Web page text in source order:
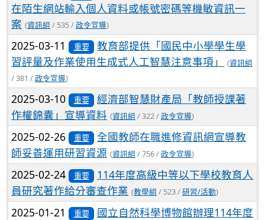
在陌生網站輸入個人資料或帳號密碼等機敏資訊一
案 (資訊組 / 535 /政令宣導)
2025-03-11 重要
教育部提供「國民中小學學生學
習評量及作業使用生成式人工智慧注意事項」
(資訊組
/ 381 /政令宣導)
2025-03-10 重要
經濟部智慧財產局「教師授課著
作權錦囊」宣導資料 (資訊組 / 322 /政令宣導)
2025-02-26 重要
全國教師在職進修資訊網宣導教
師妥善運用研習資源 (資訊組 / 756 /政令宣導)
2025-02-24 重要
114年度高級中等以下學校教育人
員研究著作給分審查作業 (教學組 / 523 /研習/活動)
2025-01-21 重要
國立自然科學博物館辦理114年度